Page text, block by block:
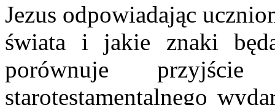
Jezus odpowiadając
świata i jakie znaki
porównuje
starotestamentalnego